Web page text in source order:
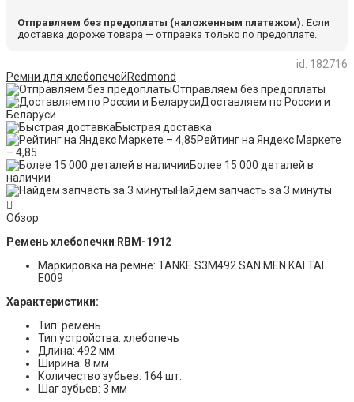
Отправляем без предоплаты (наложенным платежом). Если
доставка дороже товара — отправка только по предоплате.
id: 182716
Ремни для хлебопечейRedmond
Отправляем без предоплаты
Доставляем по России и
Беларуси
Быстрая доставка
Рейтинг на Яндекс Маркете
– 4,85
Более 15 000 деталей в
наличии
Найдем запчасть за 3 минуты
Обзор
Ремень хлебопечки RBM-1912
Маркировка на ремне: TANKE S3M492 SAN MEN KAI TAI
E009
Характеристики:
Тип: ремень
Тип устройства: хлебопечь
Длина: 492 мм
Ширина: 8 мм
Количество зубьев: 164 шт.
Шаг зубьев: 3 мм